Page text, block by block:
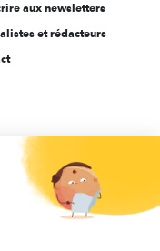
aux newsletters
et rédacteurs